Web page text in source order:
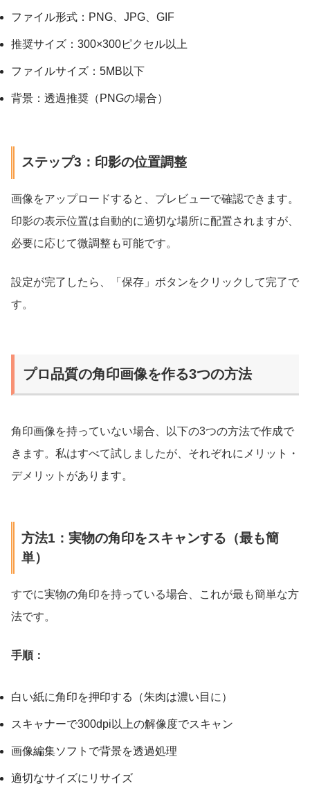
ファイル形式：PNG、JPG、GIF
推奨サイズ：300×300ピクセル以上
ファイルサイズ：5MB以下
背景：透過推奨（PNGの場合）
ステップ3：印影の位置調整
画像をアップロードすると、プレビューで確認できます。
印影の表示位置は自動的に適切な場所に配置されますが、
必要に応じて微調整も可能です。
設定が完了したら、「保存」ボタンをクリックして完了で
す。
プロ品質の角印画像を作る3つの方法
角印画像を持っていない場合、以下の3つの方法で作成で
きます。私はすべて試しましたが、それぞれにメリット・
デメリットがあります。
方法1：実物の角印をスキャンする（最も簡
単）
すでに実物の角印を持っている場合、これが最も簡単な方
法です。
手順：
白い紙に角印を押印する（朱肉は濃い目に）
スキャナーで300dpi以上の解像度でスキャン
画像編集ソフトで背景を透過処理
適切なサイズにリサイズ